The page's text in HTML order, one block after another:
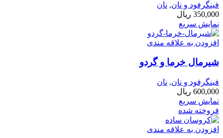
فینگرفود و نان‌, نان
350,000 ریال
نمایش سریع
افزودن به علاقه مندی
شیرمال خرما و گردو
فینگرفود و نان‌, نان
600,000 ریال
نمایش سریع
فروخته شده
افزودن به علاقه مندی